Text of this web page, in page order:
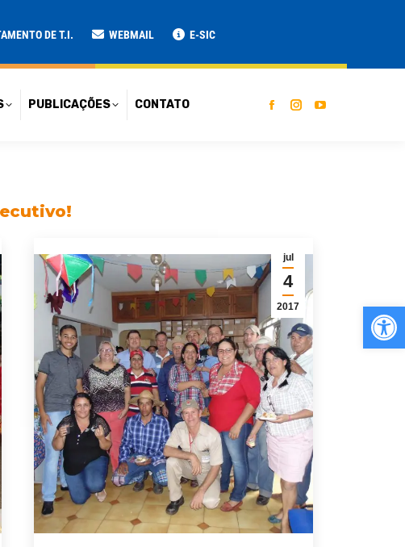
DE T.I. WEBMAIL E-SIC
PUBLICAÇÕES CONTATO
jul
4
2017